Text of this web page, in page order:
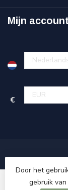
Mijn account
€
Door het
gebruik